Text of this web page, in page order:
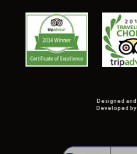
Designed and
Developed by